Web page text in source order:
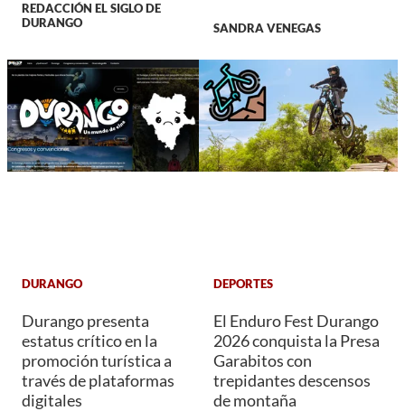
REDACCIÓN EL SIGLO DE
DURANGO
SANDRA VENEGAS
DURANGO
Durango presenta
estatus crítico en la
promoción turística a
través de plataformas
digitales
DEPORTES
El Enduro Fest Durango
2026 conquista la Presa
Garabitos con
trepidantes descensos
de montaña